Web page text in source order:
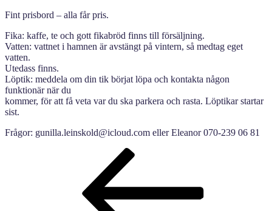
Fint prisbord – alla får pris.
Fika: kaffe, te och gott fikabröd finns till försäljning.
Vatten: vattnet i hamnen är avstängt på vintern, så medtag eget
vatten.
Utedass finns.
Löptik: meddela om din tik börjat löpa och kontakta någon
funktionär när du
kommer, för att få veta var du ska parkera och rasta. Löptikar startar
sist.
Frågor: gunilla.leinskold@icloud.com eller Eleanor 070-239 06 81
Inläggsnavigering